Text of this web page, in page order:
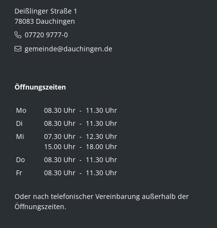
Deißlinger Straße 1
78083 Dauchingen
07720 9777-0
gemeinde@dauchingen.de
Öffnungszeiten
Mo
08.30 Uhr - 11.30 Uhr
Di
08.30 Uhr - 11.30 Uhr
Mi
07.30 Uhr - 12.30 Uhr
15.00 Uhr - 18.00 Uhr
Do
08.30 Uhr - 11.30 Uhr
Fr
08.30 Uhr - 11.30 Uhr
Oder nach telefonischer Vereinbarung außerhalb der
Öffnungszeiten.